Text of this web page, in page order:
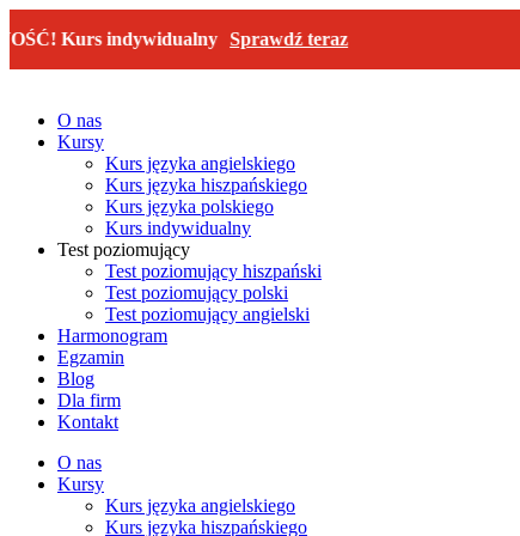
do
Kurs indywidualny Sprawdź teraz
O nas
Kursy
Kurs języka angielskiego
Kurs języka hiszpańskiego
Kurs języka polskiego
Kurs indywidualny
Test poziomujący
Test poziomujący hiszpański
Test poziomujący polski
Test poziomujący angielski
Harmonogram
Egzamin
Blog
Dla firm
Kontakt
O nas
Kursy
Kurs języka angielskiego
Kurs języka hiszpańskiego